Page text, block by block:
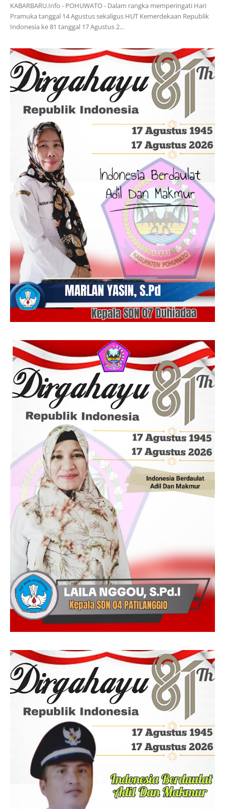
KABARBARU.Info - POHUWATO - Dalam rangka memperingati Hari
Pramuka tanggal 14 Agustus sekaligus HUT Kemerdekaan Republik
Indonesia ke 81 tanggal 17 Agustus 2…